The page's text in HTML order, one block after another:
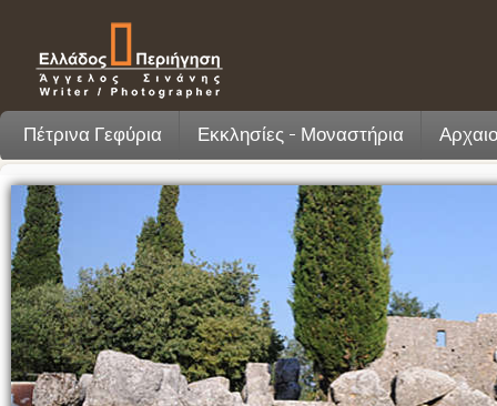
Πέτρινα Γεφύρια Εκκλησίες - Μοναστήρια